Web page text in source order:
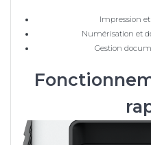
Impression
Numérisation et
Gestion